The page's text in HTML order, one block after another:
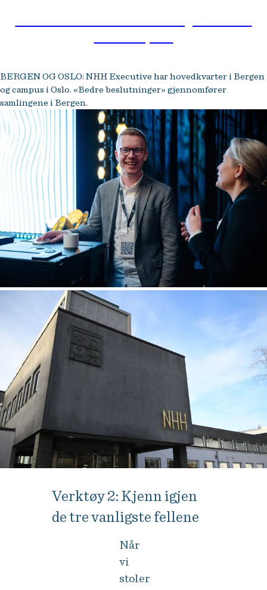
BERGEN OG OSLO: NHH Executive har hovedkvarter i Bergen
og campus i Oslo. «Bedre beslutninger» gjennomfører
samlingene i Bergen.
Verktøy 2: Kjenn igjen
de tre vanligste fellene
Når
vi
stoler